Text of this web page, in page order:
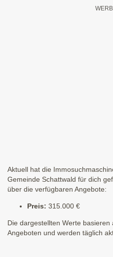
Aktuell hat die
Gemeinde Schattwald für dich
über die verfügbaren Angebote:
Preis: 315.000 €
Die dargestellten Werte
Angeboten und werden täglich